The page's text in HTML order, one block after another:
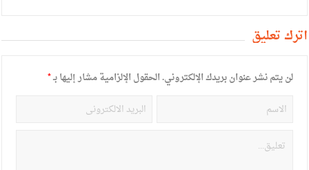
أترك تعليق
لن يتم نشر عنوان بريدك الإلكتروني.الحقول الإلزامية مشار إليها بـ*